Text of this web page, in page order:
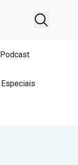
Podcast
Especiais